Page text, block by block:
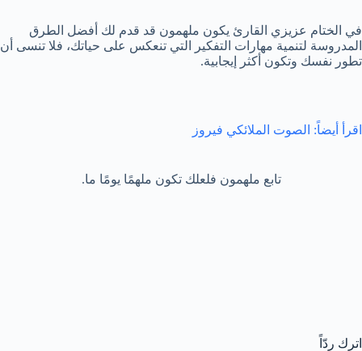
في الختام عزيزي القارئ يكون ملهمون قد قدم لك أفضل الطرق
المدروسة لتنمية مهارات التفكير التي تنعكس على حياتك، فلا تنسى أن
تطور نفسك وتكون أكثر إيجابية.
اقرأ أيضاً: الصوت الملائكي فيروز
تابع ملهمون فلعلك تكون ملهمًا يومًا ما.
اترك ردّاً